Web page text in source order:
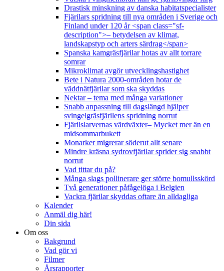
Drastisk minskning av danska habitatspecialister
Fjärilars spridning till nya områden i Sverige och
Finland under 120 år <span class="sf-
description">– betydelsen av klimat,
landskapstyp och arters särdrag</span>
Spanska kamgräsfjärilar hotas av allt torrare
somrar
Mikroklimat avgör utvecklingshastighet
Bete i Natura 2000-områden hotar de
väddnätfjärilar som ska skyddas
Nektar – tema med många variationer
Snabb anpassning till dagslängd hjälper
svingelgräsfjärilens spridning norrut
Fjärilslarvernas värdväxter– Mycket mer än en
midsommarbukett
Monarker migrerar söderut allt senare
Mindre kräsna sydrovfjärilar sprider sig snabbt
norrut
Vad tittar du på?
Många slags pollinerare ger större bomullsskörd
Två generationer påfågelöga i Belgien
Vackra fjärilar skyddas oftare än alldagliga
Kalender
Anmäl dig här!
Din sida
Om oss
Bakgrund
Vad gör vi
Filmer
Årsrapporter